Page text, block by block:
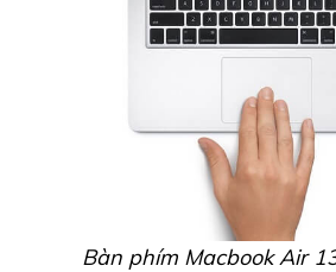
Bàn phím Macbook Air